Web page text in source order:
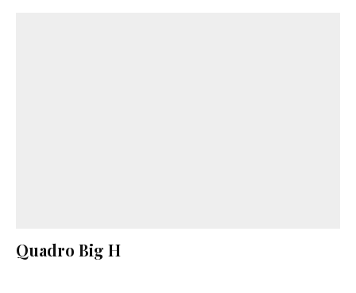
Quadro Big H